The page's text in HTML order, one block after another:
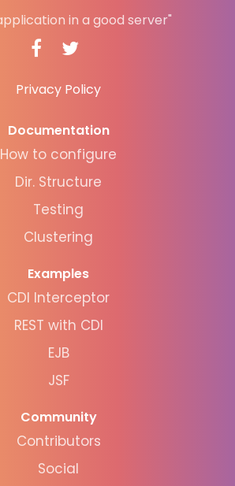
in a good server"
Privacy Policy
Documentation
How to configure
Dir. Structure
Testing
Clustering
Examples
CDI Interceptor
REST with CDI
EJB
JSF
Community
Contributors
Social